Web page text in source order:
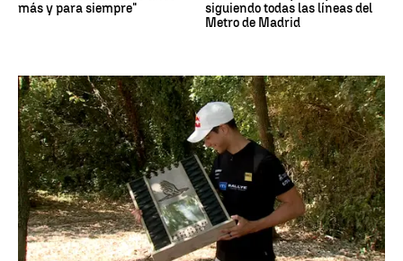
más y para siempre"
siguiendo todas las líneas del
Metro de Madrid